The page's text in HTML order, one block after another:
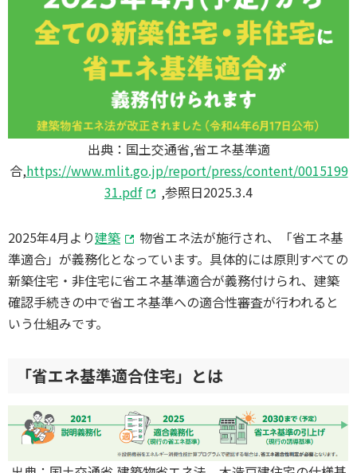
出典：国土交通省,省エネ基準適
合,https://www.mlit.go.jp/report/press/content/0015199
31.pdf
,参照日2025.3.4
2025年4月より建築
物省エネ法が施行され、「省エネ基
準適合」が義務化となっています。具体的には原則すべての
新築住宅・非住宅に省エネ基準適合が義務付けられ、建築
確認手続きの中で省エネ基準への適合性審査が行われると
いう仕組みです。
「省エネ基準適合住宅」とは